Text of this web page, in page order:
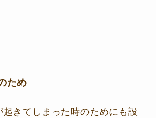
ため
起きてしまった時のためにも設